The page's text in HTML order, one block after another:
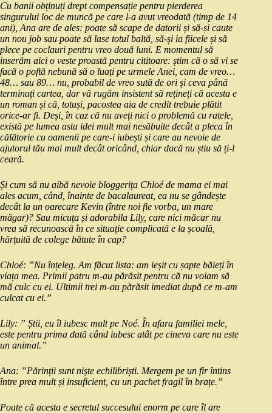
Cu banii obținuți drept compensație pentru pierderea
singurului loc de muncă pe care l-a avut vreodată (timp de 14
ani), Ana are de ales: poate să scape de datorii și să-și caute
un nou job sau poate să lase totul baltă, să-și ia fiicele și să
plece pe coclauri pentru vreo două luni. E momentul să
inserăm aici o veste proastă pentru cititoare: știm că o să vi se
facă o poftă nebună să o luați pe urmele Anei, cam de vreo…
48… sau 89… nu, probabil de vreo sută de ori și ceva până
terminați cartea, dar vă rugăm insistent să rețineți că acesta e
un roman și că, totuși, pacostea aia de credit trebuie plătit
orice-ar fi. Deși, în caz că nu aveți nici o problemă cu ratele,
există pe lumea asta idei mult mai nesăbuite decât a pleca în
călătorie cu oamenii pe care-i iubești și care au nevoie de
ajutorul tău mai mult decât oricând, chiar dacă nu știu să ți-l
ceară.
Și cum să nu aibă nevoie bloggerița Chloé de mama ei mai
ales acum, când, înainte de bacalaureat, ea nu se gândește
decât la un oarecare Kevin (între noi fie vorba, un mare
măgar)? Sau micuța și adorabila Lily, care nici măcar nu
vrea să recunoască în ce situație complicată e la școală,
hărțuită de colege bătute în cap?
Chloé: ”Nu înțeleg. Am făcut lista: am ieșit cu șapte băieți în
viața mea. Primii patru m-au părăsit pentru că nu voiam să
mă culc cu ei. Ultimii trei m-au părăsit imediat după ce m-am
culcat cu ei.”
Lily: ” Știi, eu îl iubesc mult pe Noé. În afara familiei mele,
este pentru prima dată când iubesc atât pe cineva care nu este
un animal.”
Ana: ”Părinții sunt niște echilibriști. Mergem pe un fir întins
între prea mult și insuficient, cu un pachet fragil în brațe.”
Poate că acesta e secretul succesului enorm pe care îl are